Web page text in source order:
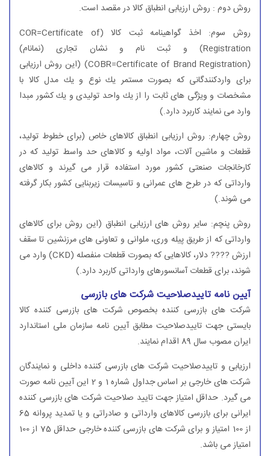
روش دوم : روش ارزیابی انطباق كالا در مقصد است.
روش سوم: اخذ گواهینامه ثبت كالا (COR=Certificate of
Registration) و ثبت نام و نشان تجاری (نمانام)
(COBR=Certificate of Brand Registration) (این روش ارزیابی
برای واردكنندگانی كه بصورت مستمر یك نوع و یك مدل كالا با
مشخصات و ویژگی های ثابت را از یك واحد تولیدی و یك كشور مبدا
وارد می نمایند كاربرد دارد.)
روش چهارم: روش ارزیابی انطباق كالاهای خاص (برای خطوط تولید،
قطعات و ماشین آلات، مواد اولیه و كالاهای حد واسط تولید كه در
كارخانجات صنعتی كشور مورد استفاده قرار می گیرند و كالاهای
وارداتی كه در طرح های عمرانی و تاسیسات زیربنایی كشور بكار گرفته
می شوند.)
روش پنچم: سایر روش های ارزیابی انطباق (این روش برای كالاهای
وارداتی كه از طریق پیله وری، ملوانی و تعاونی های مرزنشین تا سقف
ارزش ???? دلار، كالاهایی كه بصورت قطعات منفصله (CKD) وارد می
شوند، برای قطعات آسانسورهای وارداتی كاربرد دارد.)
آیین نامه تاییدصلاحیت شركت های بازرسی
شركت های بازرسی كننده بخصوص شركت های بازرسی كننده كالا
بایستی جهت تاییدصلاحیت مطابق آیین نامه سازمان ملی استاندارد
ایران مصوب سال 89 اقدام نمایند.
ارزیابی و تاییدصلاحیت شركت های بازرسی كننده داخلی و نمایندگان
شركت های خارجی بر اساس جداول شماره 1 و 2 این آیین نامه صورت
می گیرد. حداقل امتیاز جهت تایید صلاحیت شركت های بازرسی كننده
ایرانی برای بازرسی كالاهای وارداتی و صادراتی و یا تمدید پروانه 65
از 100 امتیاز و برای شركت های بازرسی كننده خارجی حداقل 75 از 100
امتیاز می باشد.